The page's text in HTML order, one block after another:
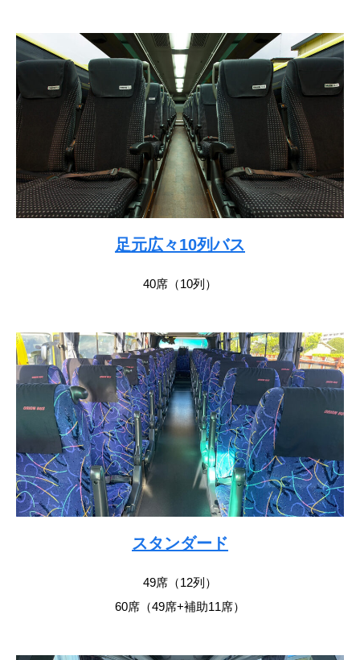
足元広々10列バス
40席（10列）
スタンダード
49席（12列）
60席（49席+補助11席）